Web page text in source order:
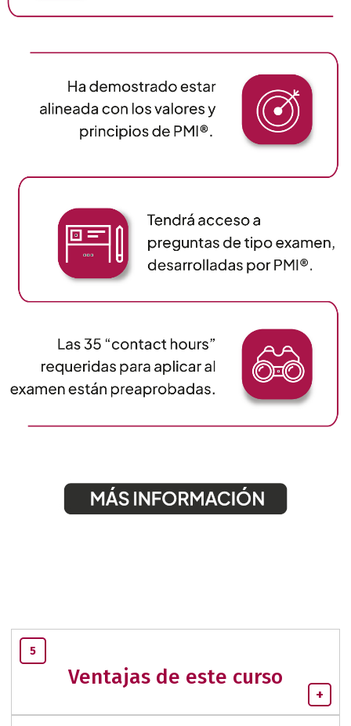
5
Ventajas de este curso
+